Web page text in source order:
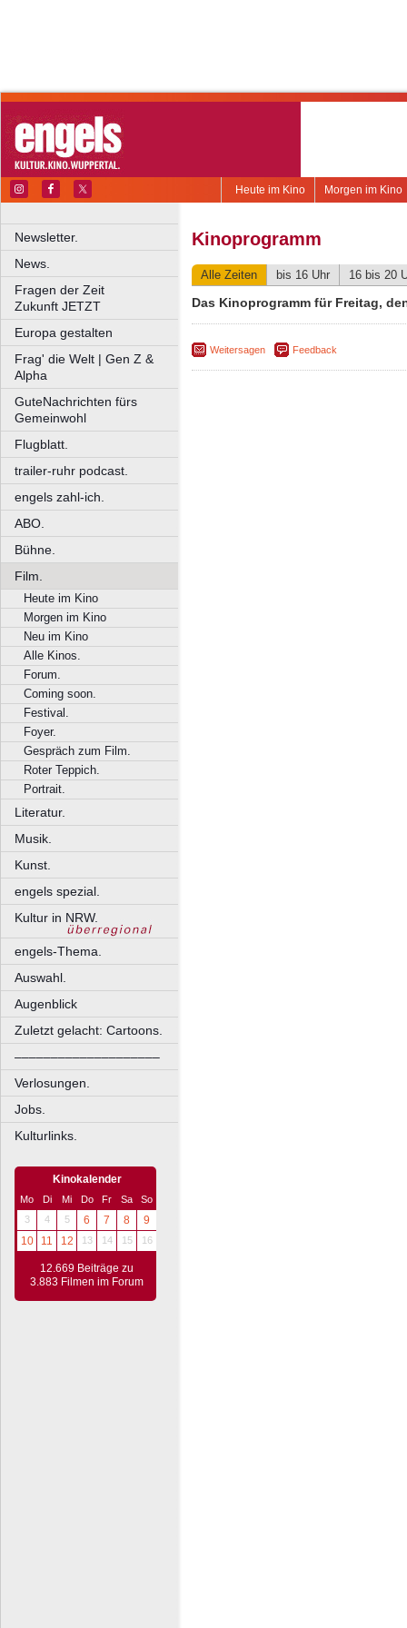
Morgen im Kino
Heute im Kino
Newsletter.
News.
Fragen der Zeit
Zukunft JETZT
Europa gestalten
Frag' die Welt | Gen Z &
Alpha
GuteNachrichten fürs
Gemeinwohl
Flugblatt.
trailer-ruhr podcast.
engels zahl-ich.
ABO.
Bühne.
Film.
Heute im Kino
Morgen im Kino
Neu im Kino
Alle Kinos.
Forum.
Coming soon.
Festival.
Foyer.
Gespräch zum Film.
Roter Teppich.
Portrait.
Literatur.
Musik.
Kunst.
engels spezial.
Kultur in NRW.
engels-Thema.
Auswahl.
Augenblick
Zuletzt gelacht: Cartoons.
––––––––––––––––––––
Verlosungen.
Jobs.
Kulturlinks.
Kinokalender
Mo Di Mi Do Fr Sa
So
3
4 5 6 7 8
9
10
11 12 13 14 15 16
12.669 Beiträge zu
3.883 Filmen im Forum
Kinoprogramm
Alle Zeiten bis 16 Uhr 16 bis 20
Das Kinoprogramm für Freitag,
Weitersagen Feedback